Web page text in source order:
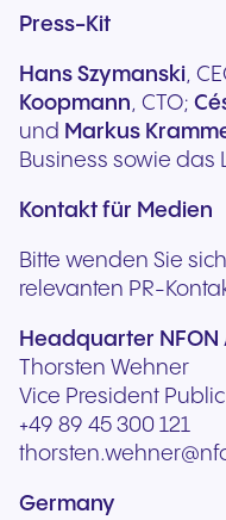
Press-Kit
Hans Szymanski,
Koopmann, CTO;
und Markus
Business sowie das
Kontakt für Medien
Bitte wenden Sie
relevanten PR-
Headquarter NFON
Thorsten Wehner
Vice President
+49 89 45 300 121
Germany